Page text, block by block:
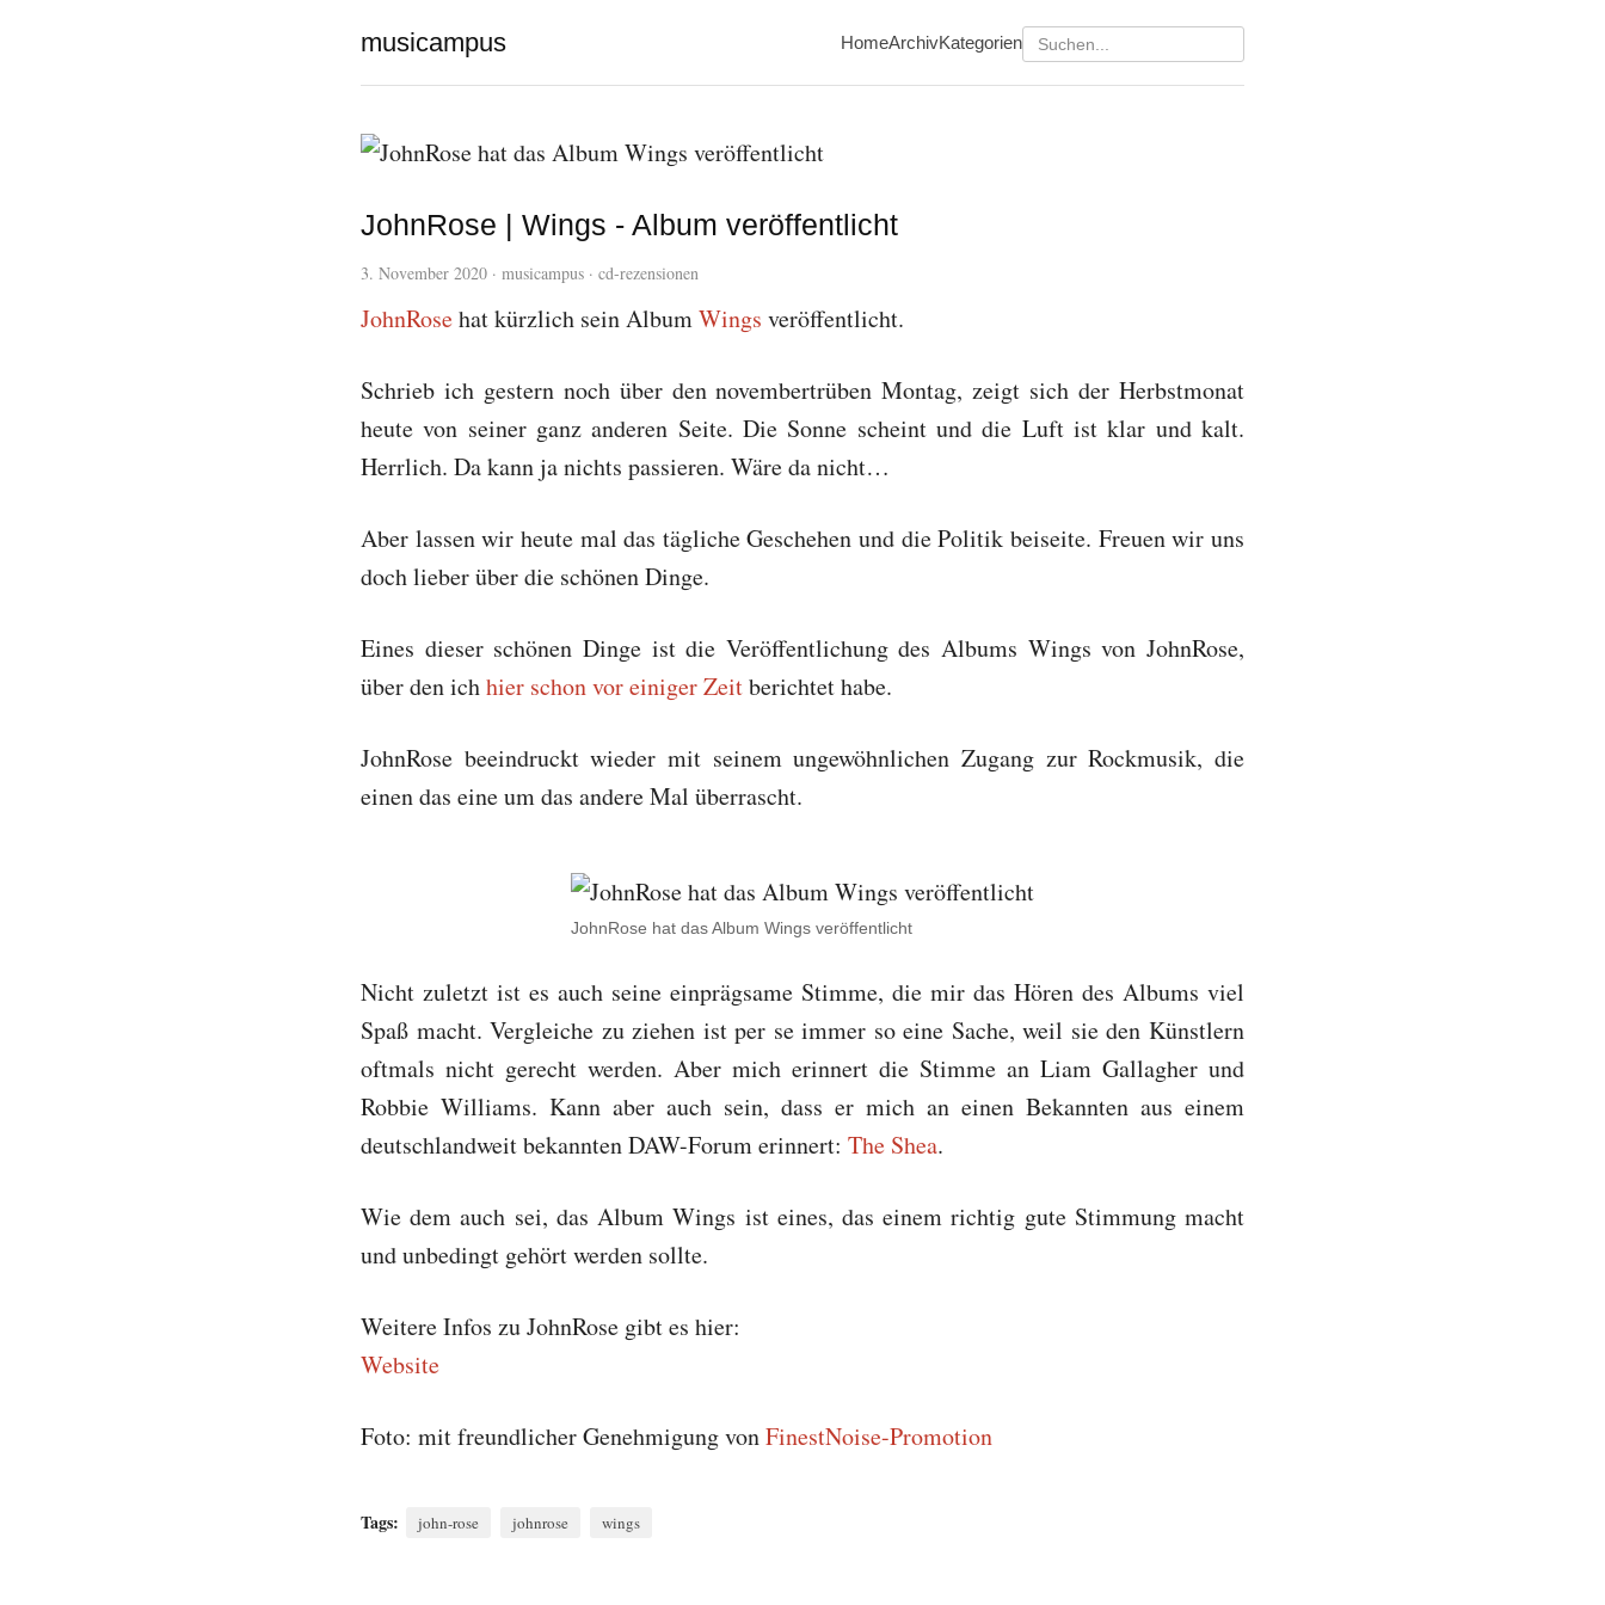
musicampus HomeArchivKategorien
JohnRose | Wings - Album veröffentlicht
3. November 2020 · musicampus · cd-rezensionen
JohnRosehat kürzlich sein AlbumWings veröffentlicht.
Schrieb ich gestern noch über den novembertrüben Montag, zeigt sich der Herbstmonat
heute von seiner ganz anderen Seite. Die Sonne scheint und die Luft ist klar und kalt.
Herrlich. Da kann ja nichts passieren. Wäre da nicht…
Aber lassen wir heute mal das tägliche Geschehen und die Politik beiseite. Freuen wir uns
doch lieber über die schönen Dinge.
Eines dieser schönen Dinge ist die Veröffentlichung des Albums Wings von JohnRose,
über den ichhier schon vor einiger Zeitberichtet habe.
JohnRose beeindruckt wieder mit seinem ungewöhnlichen Zugang zur Rockmusik, die
einen das eine um das andere Mal überrascht.
JohnRose hat das Album Wings veröffentlicht
Nicht zuletzt ist es auch seine einprägsame Stimme, die mir das Hören des Albums viel
Spaß macht. Vergleiche zu ziehen ist per se immer so eine Sache, weil sie den Künstlern
oftmals nicht gerecht werden. Aber mich erinnert die Stimme an Liam Gallagher und
Robbie Williams. Kann aber auch sein, dass er mich an einen Bekannten aus einem
deutschlandweit bekannten DAW-Forum erinnert: The Shea.
Wie dem auch sei, das Album Wings ist eines, das einem richtig gute Stimmung macht
und unbedingt gehört werden sollte.
Weitere Infos zu JohnRose gibt es hier:
Website
Foto: mit freundlicher Genehmigung vonFinestNoise-Promotion
Tags: john-rose johnrose wings